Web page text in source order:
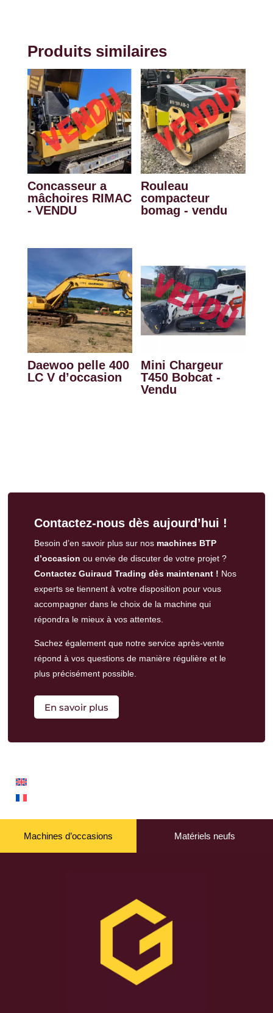
Produits similaires
Concasseur a
mâchoires RIMAC
- VENDU
Rouleau
compacteur
bomag - vendu
Daewoo pelle 400
LC V d’occasion
Mini Chargeur
T450 Bobcat -
Vendu
Contactez-nous dès aujourd’hui !
Besoin d’en savoir plus sur nos machines BTP
d’occasion ou envie de discuter de votre projet ?
Contactez Guiraud Trading dès maintenant ! Nos
experts se tiennent à votre disposition pour vous
accompagner dans le choix de la machine qui
répondra le mieux à vos attentes.
Sachez également que notre service après-vente
répond à vos questions de manière régulière et le
plus précisément possible.
En savoir plus
Machines d’occasions Matériels neufs